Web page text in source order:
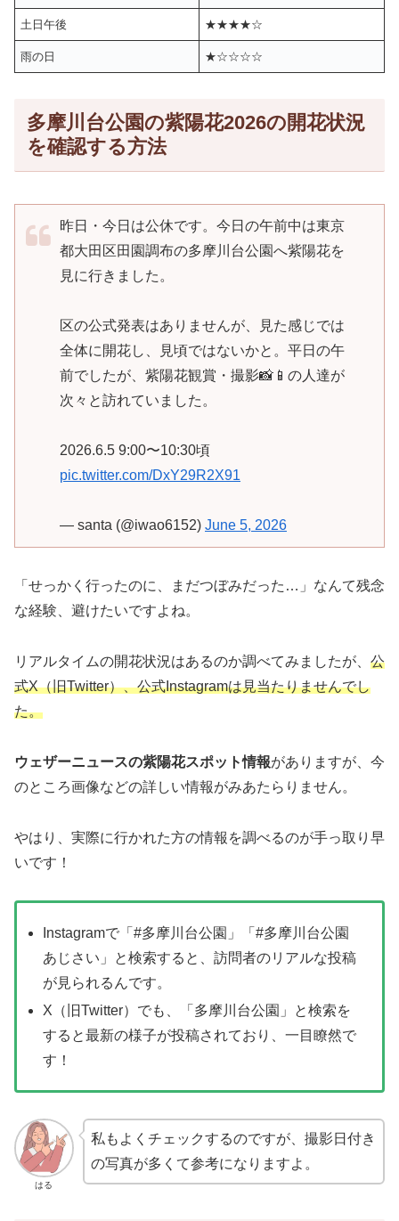
土日午後 ★★★★☆
雨の日 ★☆☆☆☆
多摩川台公園の紫陽花2026の開花状況
を確認する方法
昨日・今日は公休です。今日の午前中は東京
都大田区田園調布の多摩川台公園へ紫陽花を
見に行きました。
区の公式発表はありませんが、見た感じでは
全体に開花し、見頃ではないかと。平日の午
前でしたが、紫陽花観賞・撮影📸📱の人達が
次々と訪れていました。
2026.6.5 9:00〜10:30頃
pic.twitter.com/DxY29R2X91
— santa (@iwao6152) June 5, 2026
「せっかく行ったのに、まだつぼみだった…」なんて残念
な経験、避けたいですよね。
リアルタイムの開花状況はあるのか調べてみましたが、 公
式X（旧Twitter）、公式Instagramは見当たりませんでし
た。
ウェザーニュースの紫陽花スポット情報がありますが、今
のところ画像などの詳しい情報がみあたらりません。
やはり、実際に行かれた方の情報を調べるのが手っ取り早
いです！
Instagramで「#多摩川台公園」「#多摩川台公園
あじさい」と検索すると、訪問者のリアルな投稿
が見られるんです。
X（旧Twitter）でも、「多摩川台公園」と検索を
すると最新の様子が投稿されており、一目瞭然で
す！
はる
私もよくチェックするのですが、撮影日付き
の写真が多くて参考になりますよ。